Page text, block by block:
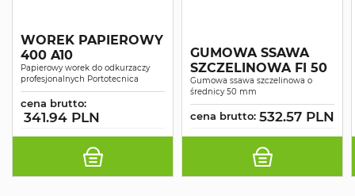
WOREK PAPIEROWY
400 A10
Papierowy worek do odkurzaczy
profesjonalnych Portotecnica
cena brutto:
341.94 PLN
GUMOWA SSAWA
SZCZELINOWA FI 50
Gumowa ssawa szczelinowa o
średnicy 50 mm
cena brutto: 532.57 PLN